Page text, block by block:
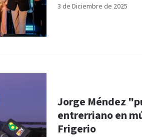
3 de Diciembre de 2025
Jorge Méndez
entrerriano en
Frigerio